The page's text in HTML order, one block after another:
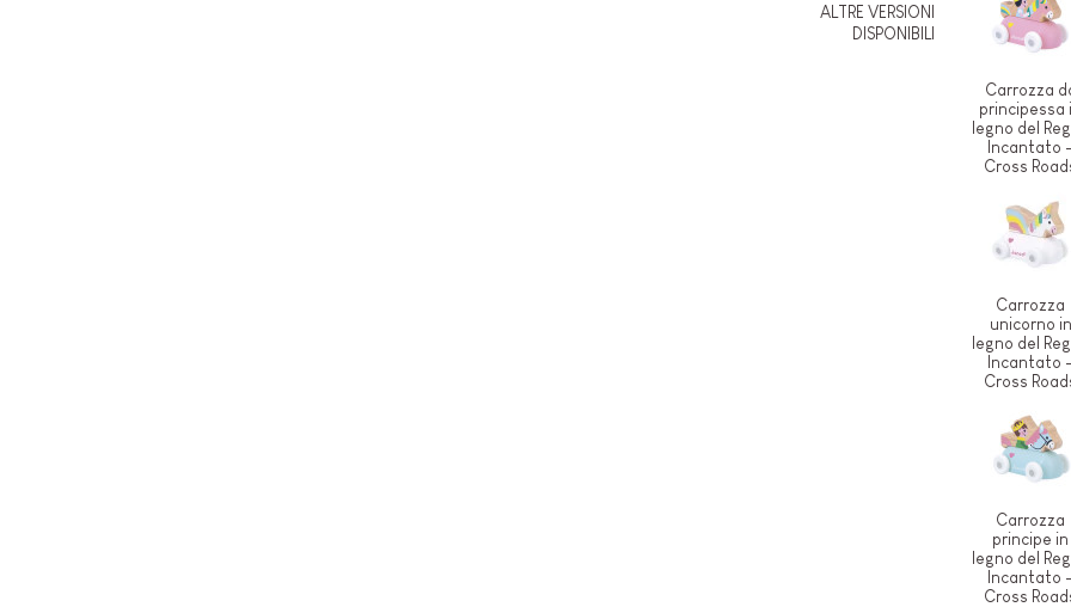
ALTRE VERSIONI
DISPONIBILI
Carrozza
principessa
legno del
Incantato -
Cross
Carrozza
unicorno in
legno del
Incantato -
Cross
Carrozza
principe in
legno del
Incantato -
Cross